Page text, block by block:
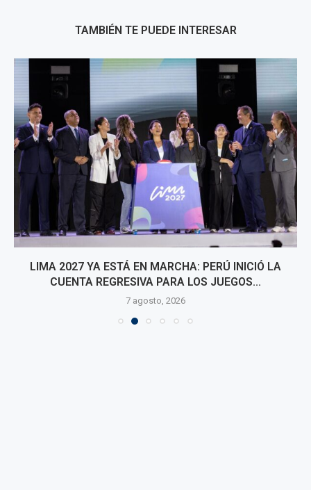
TAMBIÉN TE PUEDE INTERESAR
LIMA 2027 YA ESTÁ EN MARCHA: PERÚ INICIÓ LA
CUENTA REGRESIVA PARA LOS JUEGOS...
7 agosto, 2026